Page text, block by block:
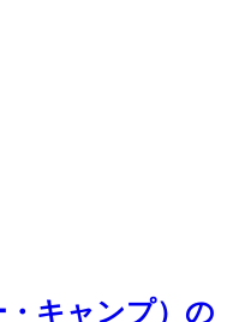
キャンプ）の